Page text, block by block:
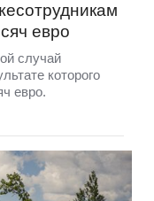
евро
случай
которого
евро.